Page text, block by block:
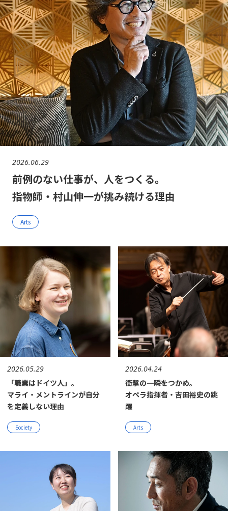
2026.06.29
前例のない仕事が、人をつくる。
指物師・村山伸一が挑み続ける理由
Arts
2026.05.29
「職業はドイツ人」。
マライ・メントラインが自分
を定義しない理由
Society
2026.04.24
衝撃の一瞬をつかめ。
オペラ指揮者・吉田裕史の跳
躍
Arts